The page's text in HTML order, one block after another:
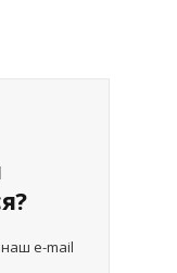
e-mail